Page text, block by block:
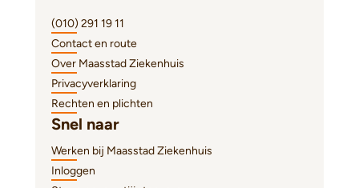
(010) 291 19 11
Contact en route
Over Maasstad Ziekenhuis
Privacyverklaring
Rechten en plichten
Snel naar
Werken bij Maasstad Ziekenhuis
Inloggen